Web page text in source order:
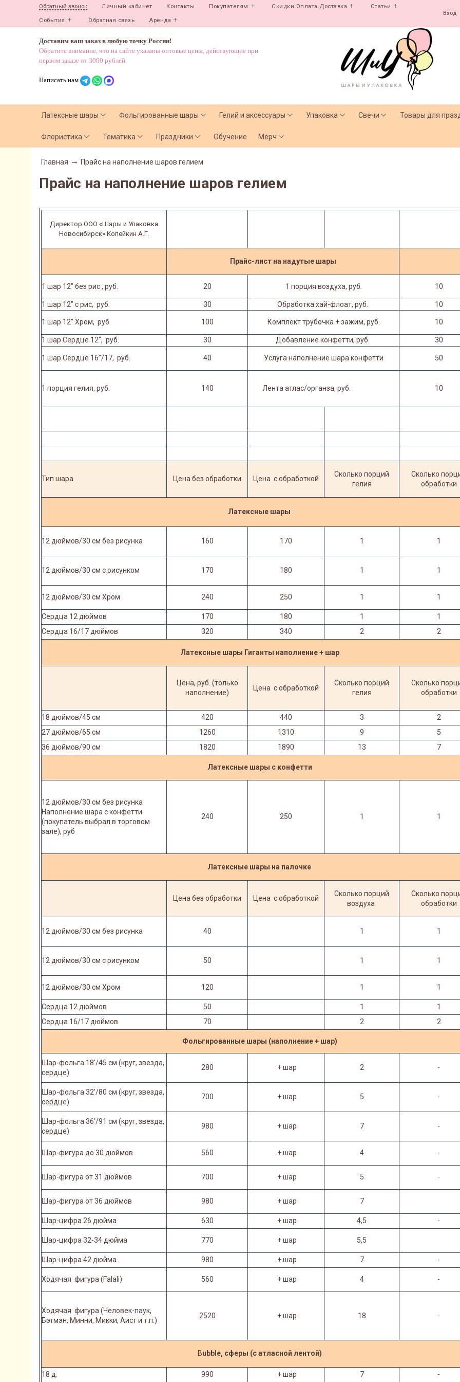
Обратный звонок Личный кабинет Контакты Покупателям Скидки.Оплата.Доставка Статьи
События Обратная связь Аренда
Вход
Доставим ваш заказ в любую точку России!
Обратите внимание, что на сайте указаны оптовые цены, действующие при
первом заказе от 3000 рублей.
Написать нам
Латексные шары Фольгированные шары Гелий и аксессуары Упаковка Свечи Товары для
Флористика Тематика Праздники Обучение Мерч
Главная Прайс на наполнение шаров гелием
Прайс на наполнение шаров гелием
Директор ООО «Шары и Упаковка
Новосибирск» Копейкин А.Г.
Прайс-лист на надутые шары
1 шар 12” без рис , руб. 20 1 порция воздуха, руб. 10
1 шар 12” с рис, руб. 30 Обработка хай-флоат, руб. 10
1 шар 12” Хром, руб. 100 Комплект трубочка + зажим, руб. 10
1 шар Сердце 12”, руб. 30 Добавление конфетти, руб. 30
1 шар Сердце 16”/17, руб. 40 Услуга наполнение шара конфетти 50
1 порция гелия, руб. 140 Лента атлас/органза, руб. 10
Тип шара Цена без обработки Цена с обработкой
Сколько порций
гелия
Сколько
обработки
Латексные шары
12 дюймов/30 см без рисунка 160 170 1 1
12 дюймов/30 см с рисунком 170 180 1 1
12 дюймов/30 см Хром 240 250 1 1
Сердца 12 дюймов 170 180 1
1
Сердца 16/17 дюймов
320 340 2 2
Латексные шары Гиганты наполнение + шар
Цена, руб. (только
наполнение)
Цена с обработкой
Сколько порций
гелия
Сколько
обработки
18 дюймов/45 см 420 440 3
2
27 дюймов/65 см
1260 1310 9
5
36 дюймов/90 см
1820 1890 13 7
Латексные шары с конфетти
12 дюймов/30 см без рисунка
Наполнение шара с конфетти
(покупатель выбрал в торговом
зале), руб
240 250 1 1
Латексные шары на палочке
Цена без обработки Цена с обработкой
Сколько порций
воздуха
Сколько
обработки
12 дюймов/30 см без рисунка 40 1 1
12 дюймов/30 см с рисунком 50 1 1
12 дюймов/30 см Хром 120 1 1
Сердца 12 дюймов 50 1
1
Сердца 16/17 дюймов
70 2 2
Фольгированные шары (наполнение + шар)
Шар-фольга 18'/45 см (круг, звезда,
сердце)
280 + шар 2 -
Шар-фольга 32'/80 см (круг, звезда,
сердце)
700 + шар 5 -
Шар-фольга 36'/91 см (круг, звезда,
сердце)
980 + шар 7 -
Шар-фигура до 30 дюймов 560 + шар 4 -
Шар-фигура от 31 дюймов 700 + шар 5 -
Шар-фигура от 36 дюймов 980 + шар 7
Шар-цифра 26 дюйма 630 + шар 4,5 -
Шар-цифра 32-34 дюйма 770 + шар 5,5
Шар-цифра 42 дюйма 980 + шар 7 -
Ходячая фигура (Falali) 560 + шар 4 -
Ходячая фигура (Человек-паук,
Бэтмэн, Минни, Микки, Аист и т.п.)
2520 + шар 18 -
Bubble, сферы (с атласной лентой)
18 д. 990 + шар 7 -